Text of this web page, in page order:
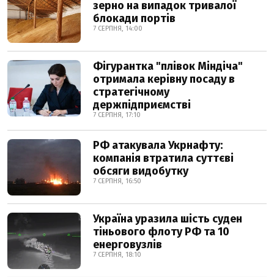
зерно на випадок тривалої
блокади портів
7 СЕРПНЯ, 14:00
Фігурантка "плівок Міндіча"
отримала керівну посаду в
стратегічному
держпідприємстві
7 СЕРПНЯ, 17:10
РФ атакувала Укрнафту:
компанія втратила суттєві
обсяги видобутку
7 СЕРПНЯ, 16:50
Україна уразила шість суден
тіньового флоту РФ та 10
енерговузлів
7 СЕРПНЯ, 18:10